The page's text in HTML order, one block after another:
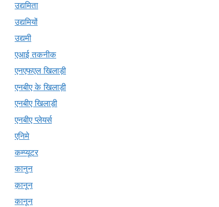
उद्यमिता
उद्यमियों
उद्यमी
एआई तकनीक
एनएफएल खिलाड़ी
एनबीए के खिलाड़ी
एनबीए खिलाड़ी
एनबीए प्लेयर्स
एनिमे
कम्प्यूटर
कानुन
क़ानून
कानून